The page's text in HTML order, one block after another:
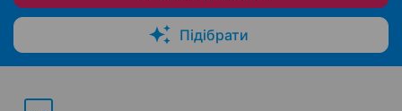
Підібрати